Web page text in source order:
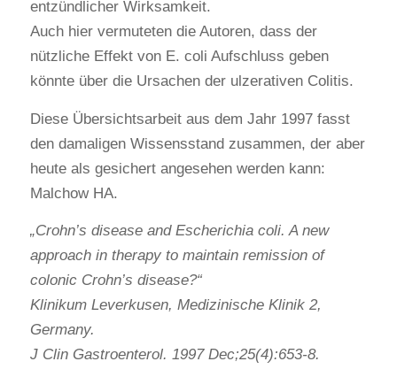
entzündlicher Wirksamkeit.
Auch hier vermuteten die Autoren, dass der
nützliche Effekt von E. coli Aufschluss geben
könnte über die Ursachen der ulzerativen Colitis.
Diese Übersichtsarbeit aus dem Jahr 1997 fasst
den damaligen Wissensstand zusammen, der aber
heute als gesichert angesehen werden kann:
Malchow HA.
„Crohn’s disease and Escherichia coli. A new
approach in therapy to maintain remission of
colonic Crohn’s disease?“
Klinikum Leverkusen, Medizinische Klinik 2,
Germany.
J Clin Gastroenterol. 1997 Dec;25(4):653-8.